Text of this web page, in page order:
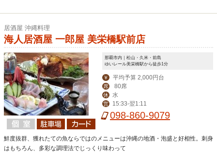
居酒屋 沖縄料理
海人居酒屋 一郎屋 美栄橋駅前店
那覇市内｜松山・久米・前島
ゆいレール美栄橋駅から徒歩1分
￥ 平均予算 2,000円台
席 80席
休 水
営 15:33-翌1:11
098-860-9079
鮮度抜群、獲れたての魚ならではのメニューは沖縄の地酒・泡盛と好相性。刺身
はもちろん、多彩な調理法でじっくり味わって